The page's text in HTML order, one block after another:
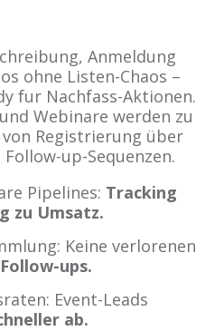
Anmeldung
ohne Listen-Chaos –
fur Nachfass-Aktionen.
Webinare werden zu
Registrierung über
up-Sequenzen.
Pipelines: Tracking
zu Umsatz.
Keine verlorenen
ups.
Event-Leads
ab.